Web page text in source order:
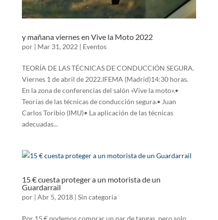
y mañana viernes en Vive la Moto 2022
por Mar 31, 2022| Eventos
TEORÍA DE LAS TÉCNICAS DE CONDUCCIÓN SEGURA.
Viernes 1 de abril de 2022.IFEMA (Madrid)14:30 horas.
En la zona de conferencias del salón «Vive la moto».•
Teorías de las técnicas de conducción segura.• Juan
Carlos Toribio (IMU)• La aplicación de las técnicas
adecuadas...
15 € cuesta proteger a un motorista de un
Guardarrail
por Abr 5, 2018| Sin categoría